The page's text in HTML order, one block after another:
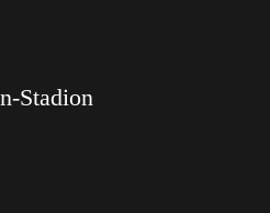
Stadion